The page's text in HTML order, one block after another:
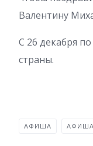
Валентину
С 26 декабря
страны.
АФИША